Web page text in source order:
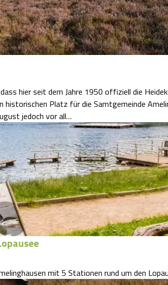
hier seit dem Jahre 1950 offiziell die
historischen Platz für die Samtgemeinde
August jedoch vor all…
mit 5 Stationen rund um den